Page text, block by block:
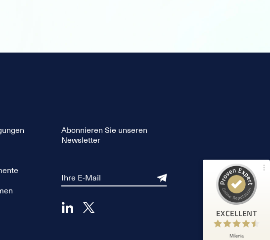
Abonnieren Sie unseren
Newsletter
EXCELLENT
Milenia
4.65 / 5.00
3,958
Reviews on
ProvenExpert.com
source
View profile on
Natacha Egé
5
Service client au top, toujours présent à